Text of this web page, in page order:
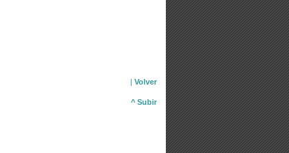
Volver
^ Subir